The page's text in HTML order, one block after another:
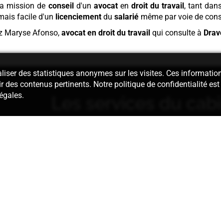
mission de conseild'un avocaten droit du travail, tant
facile d'un licenciement dusalarié même par voie de
Maryse Afonso, avocat en droit du travail qui consulte à
des statistiques anonymes sur les visites. Ces
des contenus pertinents. Notre politique de confidentialité